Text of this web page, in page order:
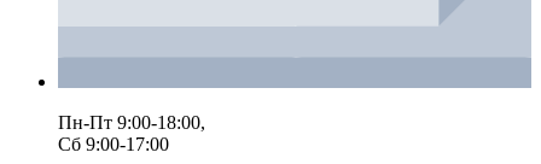
Пн-Пт 9:00-18:00,
Сб 9:00-17:00